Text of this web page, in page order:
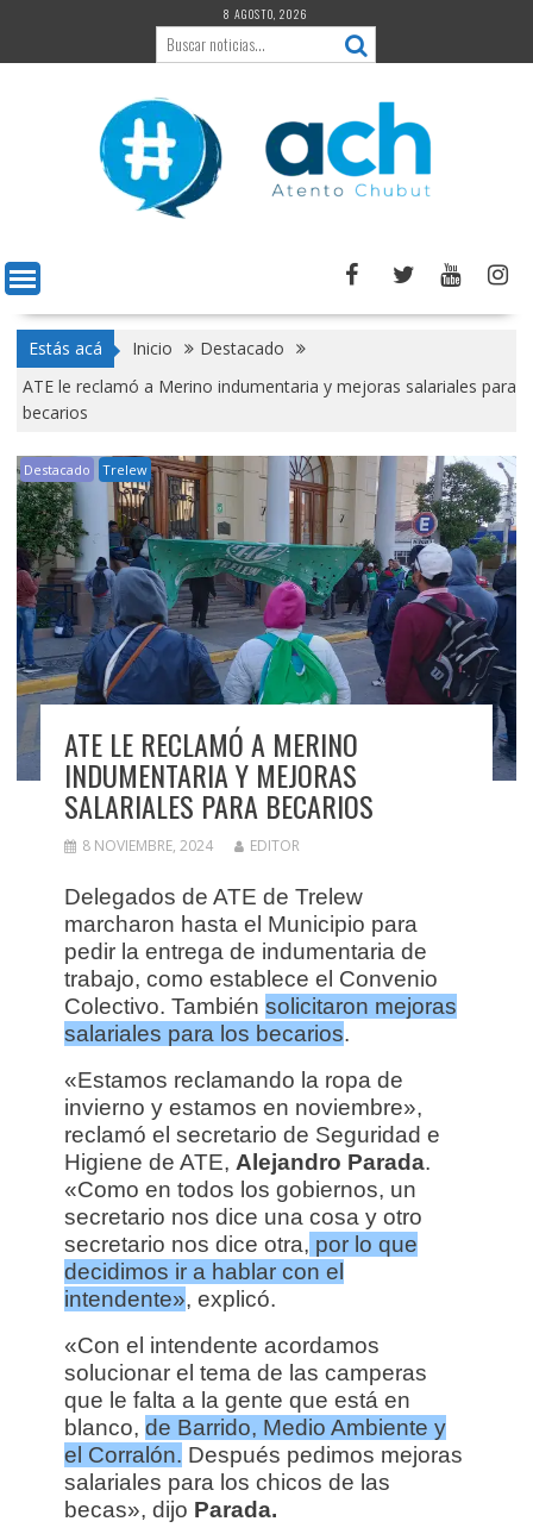
contenido
8 AGOSTO, 2026
Estás acá Inicio
Destacado
ATE le reclamó a Merino indumentaria y mejoras salariales para
becarios
Destacado Trelew
ATE LE RECLAMÓ A MERINO
INDUMENTARIA Y MEJORAS
SALARIALES PARA BECARIOS
8 NOVIEMBRE, 2024 EDITOR
Delegados de ATE de Trelew
marcharon hasta el Municipio para
pedir la entrega de indumentaria de
trabajo, como establece el Convenio
Colectivo. También solicitaron mejoras
salariales para los becarios.
«Estamos reclamando la ropa de
invierno y estamos en noviembre»,
reclamó el secretario de Seguridad e
Higiene de ATE, Alejandro Parada.
«Como en todos los gobiernos, un
secretario nos dice una cosa y otro
secretario nos dice otra, por lo que
decidimos ir a hablar con el
intendente», explicó.
«Con el intendente acordamos
solucionar el tema de las camperas
que le falta a la gente que está en
blanco, de Barrido, Medio Ambiente y
el Corralón. Después pedimos mejoras
salariales para los chicos de las
becas», dijo Parada.